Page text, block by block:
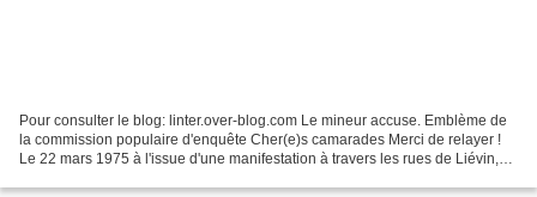
Pour consulter le blog: linter.over-blog.com Le mineur accuse. Emblème de
la commission populaire d'enquête Cher(e)s camarades Merci de relayer !
Le 22 mars 1975 à l'issue d'une manifestation à travers les rues de Liévin,